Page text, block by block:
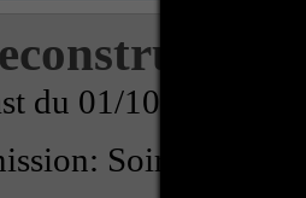
du 01/10/2021
Soirée Terra